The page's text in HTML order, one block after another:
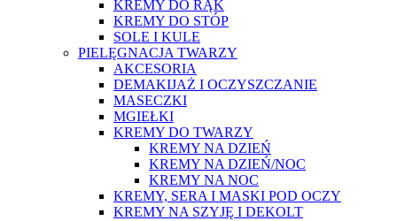
KREMY DO RĄK
KREMY DO STÓP
SOLE I KULE
PIELĘGNACJA TWARZY
AKCESORIA
DEMAKIJAŻ I OCZYSZCZANIE
MASECZKI
MGIEŁKI
KREMY DO TWARZY
KREMY NA DZIEŃ
KREMY NA DZIEŃ/NOC
KREMY NA NOC
KREMY, SERA I MASKI POD OCZY
KREMY NA SZYJĘ I DEKOLT